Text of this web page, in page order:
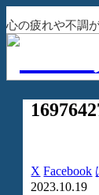
心の疲れや不調
X Facebook
2023.10.19